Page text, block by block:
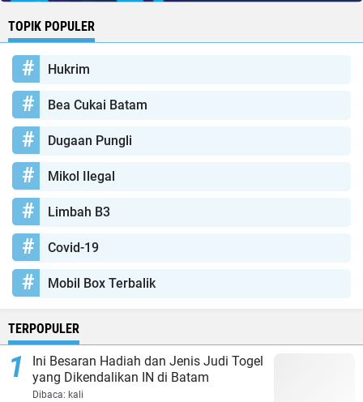
TOPIK POPULER
Hukrim
Bea Cukai Batam
Dugaan Pungli
Mikol Ilegal
Limbah B3
Covid-19
Mobil Box Terbalik
TERPOPULER
Ini Besaran Hadiah dan Jenis Judi Togel
yang Dikendalikan IN di Batam
Dibaca: kali